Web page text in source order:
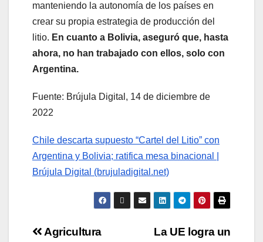
manteniendo la autonomía de los países en
crear su propia estrategia de producción del
litio. En cuanto a Bolivia, aseguró que, hasta
ahora, no han trabajado con ellos, solo con
Argentina.
Fuente: Brújula Digital, 14 de diciembre de
2022
Chile descarta supuesto “Cartel del Litio” con
Argentina y Bolivia; ratifica mesa binacional |
Brújula Digital (brujuladigital.net)
La UE logra un
Agricultura